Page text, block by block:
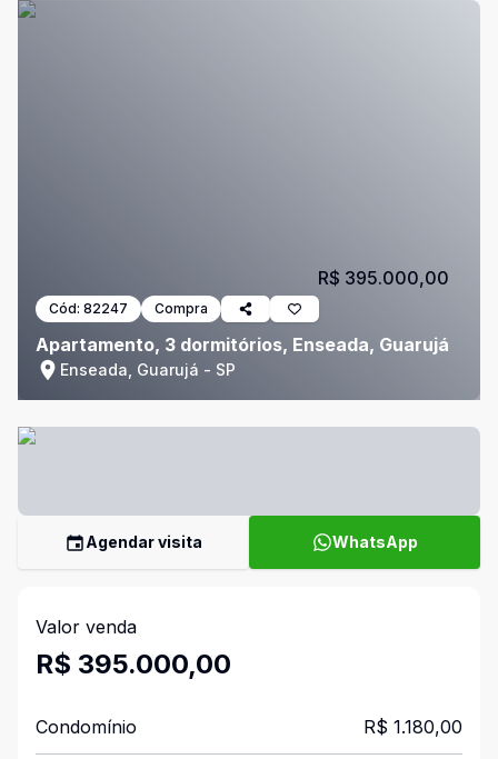
Cód: 82247 Compra
Apartamento, 3 dormitórios, Enseada, Guarujá
Enseada, Guarujá - SP
R$ 395.000,00
Agendar visita WhatsApp
Valor venda
R$ 395.000,00
Condomínio R$ 1.180,00